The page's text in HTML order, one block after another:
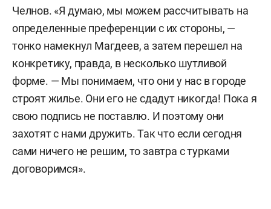
Челнов. «Я думаю, мы можем рассчитывать на
определенные преференции с их стороны, —
тонко намекнул Магдеев, а затем перешел на
конкретику, правда, в несколько шутливой
форме. — Мы понимаем, что они у нас в городе
строят жилье. Они его не сдадут никогда! Пока я
свою подпись не поставлю. И поэтому они
захотят с нами дружить. Так что если сегодня
сами ничего не решим, то завтра с турками
договоримся».